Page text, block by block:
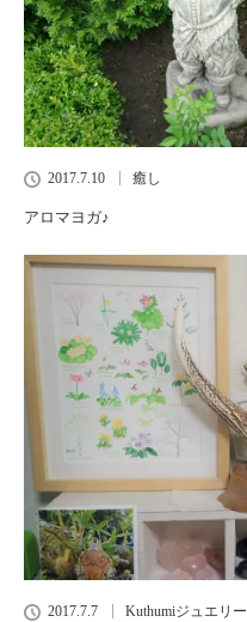
2017.7.10 癒し
アロマヨガ♪
2017.7.7 Kuthumiジュエリー